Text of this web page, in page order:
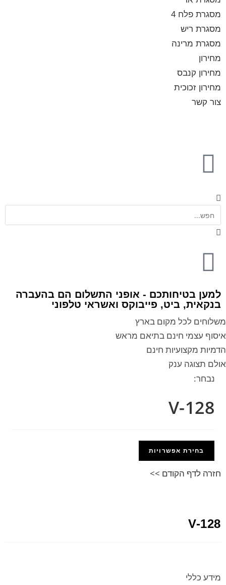
מסגרת פלח 4
מסגרת ריש
מסגרת מרינה
מחירון
מחירון קנבס
מחירון זכוכית
צור קשר
למען בטיחותכם - אופני התשלום הם בהעברה
בנקאית, ביט, פייבוקס ואשראי טלפוני
משלוחים לכל מקום בארץ
איסוף עצמי חינם בתיאם מראש
הדמיות מקצועיות חינם
אולם תצוגה ענק
נבחר:
V-128
בחירת אפשרויות
חזרה לדף הקודם >>
V-128
מידע כללי